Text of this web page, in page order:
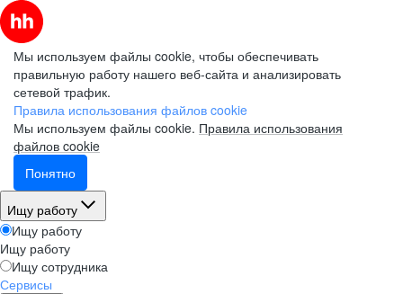
Мы используем файлы cookie, чтобы обеспечивать
правильную работу нашего веб-сайта и анализировать
сетевой трафик.
Правила использования файлов cookie
Мы используем файлы cookie. Правила использования
файлов cookie
Понятно
Ищу работу
Ищу работу
Ищу работу
Ищу сотрудника
Сервисы